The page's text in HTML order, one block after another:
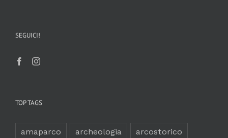
SEGUICI!
TOP TAGS
amaparco archeologia arcostorico